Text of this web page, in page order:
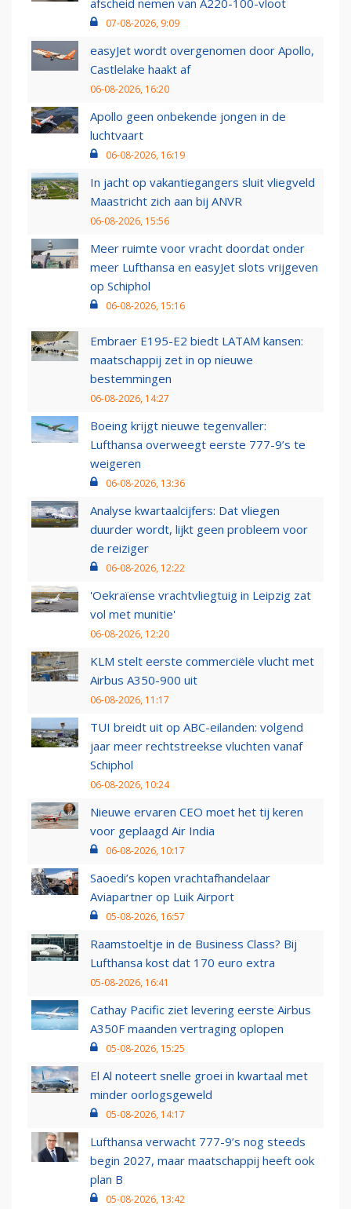
afscheid nemen van A220-100-vloot
07-08-2026, 9:09
easyJet wordt overgenomen door Apollo,
Castlelake haakt af
06-08-2026, 16:20
Apollo geen onbekende jongen in de
luchtvaart
06-08-2026, 16:19
In jacht op vakantiegangers sluit vliegveld
Maastricht zich aan bij ANVR
06-08-2026, 15:56
Meer ruimte voor vracht doordat onder
meer Lufthansa en easyJet slots vrijgeven
op Schiphol
06-08-2026, 15:16
Embraer E195-E2 biedt LATAM kansen:
maatschappij zet in op nieuwe
bestemmingen
06-08-2026, 14:27
Boeing krijgt nieuwe tegenvaller:
Lufthansa overweegt eerste 777-9’s te
weigeren
06-08-2026, 13:36
Analyse kwartaalcijfers: Dat vliegen
duurder wordt, lijkt geen probleem voor
de reiziger
06-08-2026, 12:22
'Oekraïense vrachtvliegtuig in Leipzig zat
vol met munitie'
06-08-2026, 12:20
KLM stelt eerste commerciële vlucht met
Airbus A350-900 uit
06-08-2026, 11:17
TUI breidt uit op ABC-eilanden: volgend
jaar meer rechtstreekse vluchten vanaf
Schiphol
06-08-2026, 10:24
Nieuwe ervaren CEO moet het tij keren
voor geplaagd Air India
06-08-2026, 10:17
Saoedi’s kopen vrachtafhandelaar
Aviapartner op Luik Airport
05-08-2026, 16:57
Raamstoeltje in de Business Class? Bij
Lufthansa kost dat 170 euro extra
05-08-2026, 16:41
Cathay Pacific ziet levering eerste Airbus
A350F maanden vertraging oplopen
05-08-2026, 15:25
El Al noteert snelle groei in kwartaal met
minder oorlogsgeweld
05-08-2026, 14:17
Lufthansa verwacht 777-9’s nog steeds
begin 2027, maar maatschappij heeft ook
plan B
05-08-2026, 13:42